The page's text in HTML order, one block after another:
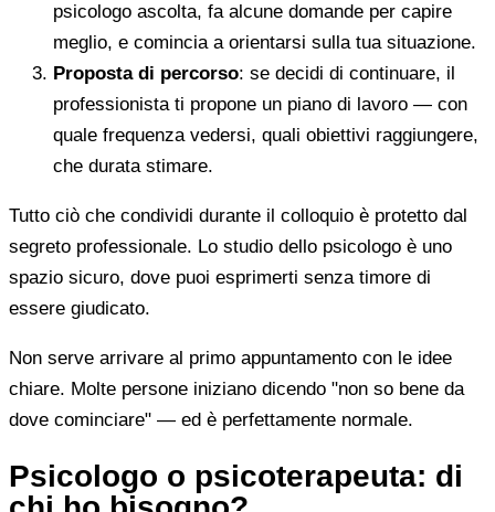
psicologo ascolta, fa alcune domande per capire
meglio, e comincia a orientarsi sulla tua situazione.
Proposta di percorso: se decidi di continuare, il
professionista ti propone un piano di lavoro — con
quale frequenza vedersi, quali obiettivi raggiungere,
che durata stimare.
Tutto ciò che condividi durante il colloquio è protetto dal
segreto professionale. Lo studio dello psicologo è uno
spazio sicuro, dove puoi esprimerti senza timore di
essere giudicato.
Non serve arrivare al primo appuntamento con le idee
chiare. Molte persone iniziano dicendo "non so bene da
dove cominciare" — ed è perfettamente normale.
Psicologo o psicoterapeuta: di